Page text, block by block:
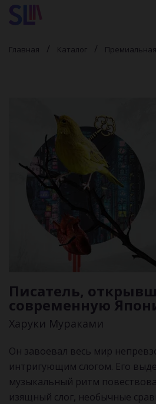
Главная Каталог
Писатель,
современную
Харуки Мураками
Он завоевал весь мир
интригующим слогом. Его
музыкальный ритм
изящный слог, необычные